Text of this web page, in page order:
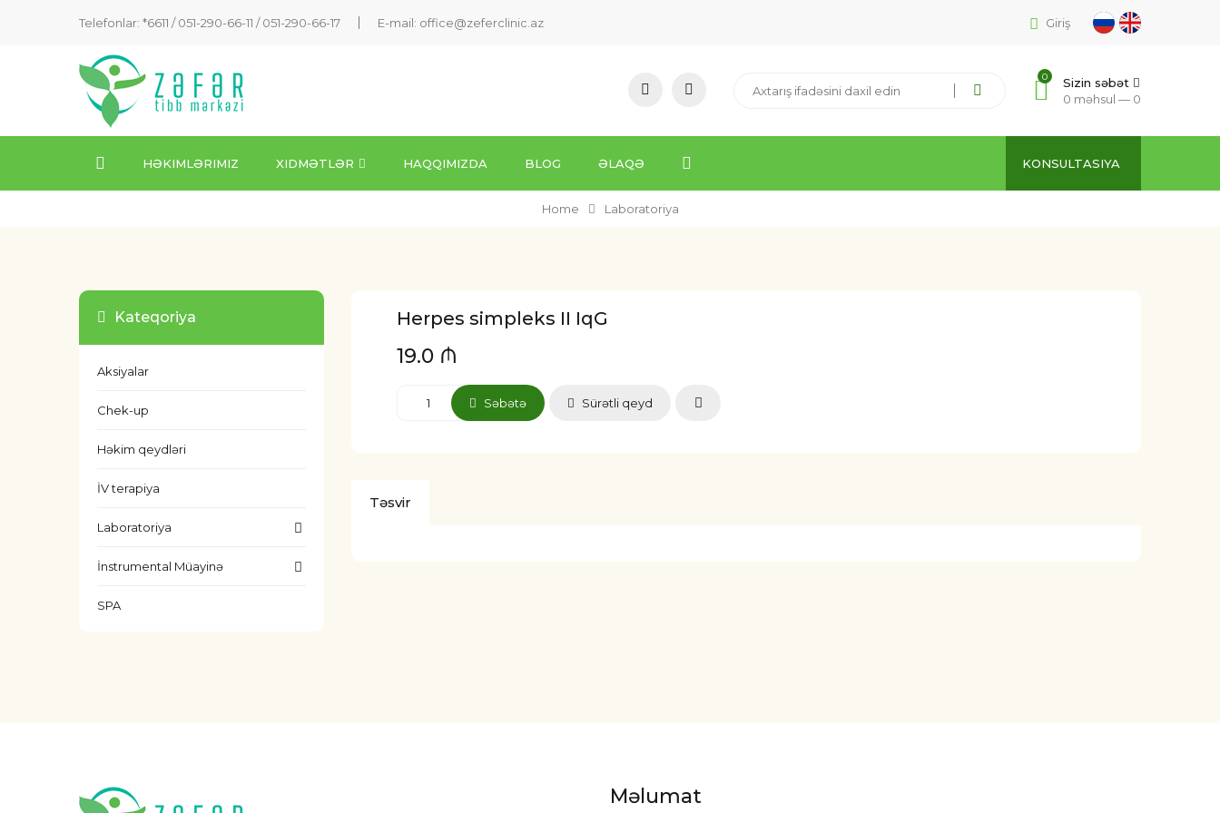
Telefonlar: *6611 /051-290-66-11 /051-290-66-17 E-mail: office@zeferclinic.az Giriş
0
Sizin səbət
0 məhsul — 0
HƏKIMLƏRIMIZ XIDMƏTLƏR HAQQIMIZDA BLOG ƏLAQƏ KONSULTASIYA
Home Laboratoriya
Herpes simpleks II IqG
19.0 ₼
Səbətə Sürətli qeyd
Təsvir
Kateqoriya
Aksiyalar
Chek-up
Həkim qeydləri
İV terapiya
Laboratoriya
İnstrumental Müayinə
SPA
Məlumat